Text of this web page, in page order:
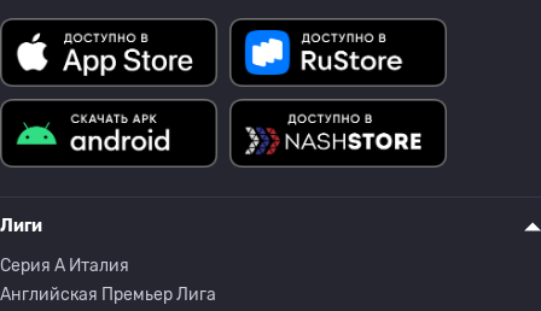
Лиги
Серия A Италия
Английская Премьер Лига